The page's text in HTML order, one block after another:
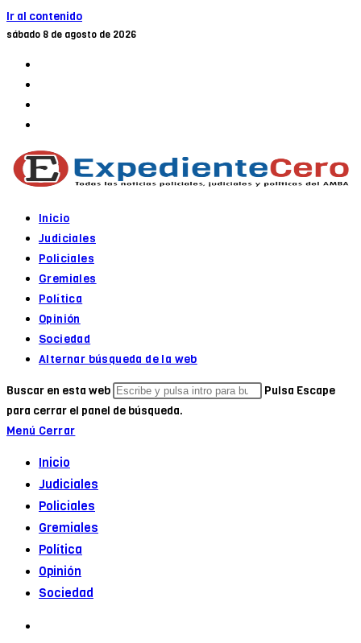
Ir al contenido
sábado 8 de agosto de 2026
Inicio
Judiciales
Policiales
Gremiales
Política
Opinión
Sociedad
Alternar búsqueda de la web
Buscar en esta web
Pulsa Escape
para cerrar el panel de búsqueda.
Menú Cerrar
Inicio
Judiciales
Policiales
Gremiales
Política
Opinión
Sociedad